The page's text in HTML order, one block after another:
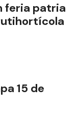
feria patria
15 de